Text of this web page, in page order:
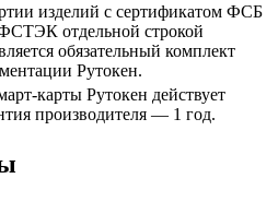
изделий с сертификатом ФСБ
отдельной строкой
обязательный комплект
Рутокен.
карты Рутокен действует
производителя — 1 год.